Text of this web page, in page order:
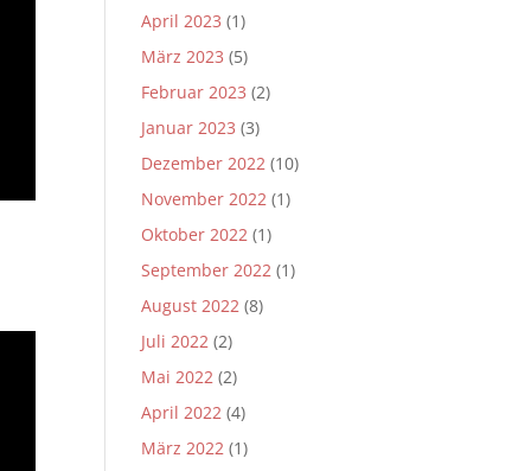
April 2023 (1)
März 2023 (5)
Februar 2023 (2)
Januar 2023 (3)
Dezember 2022 (10)
November 2022 (1)
Oktober 2022 (1)
September 2022 (1)
August 2022 (8)
Juli 2022 (2)
Mai 2022 (2)
April 2022 (4)
März 2022 (1)